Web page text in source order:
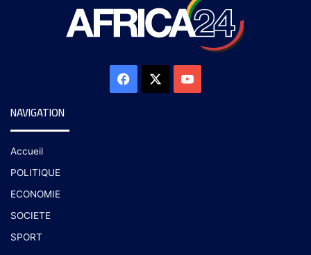
NAVIGATION
Accueil
POLITIQUE
ECONOMIE
SOCIETE
SPORT